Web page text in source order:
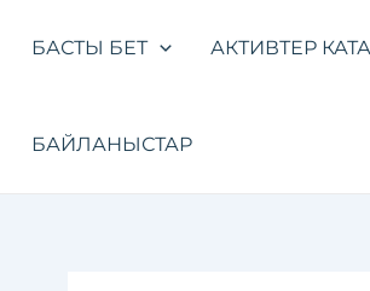
БАСТЫ БЕТ АКТИВТЕР
БАЙЛАНЫСТАР
по